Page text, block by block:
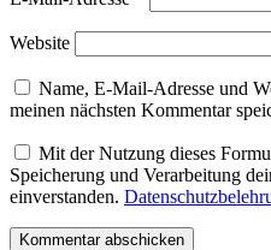
Website
Name, E-Mail-Adresse und
meinen nächsten Kommentar
Mit der Nutzung dieses
Speicherung und Verarbeitung
einverstanden.